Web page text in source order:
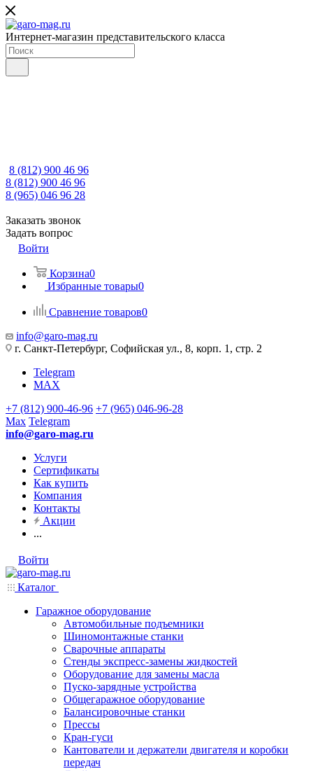
Интернет-магазин представительского класса
8 (812) 900 46 96
8 (812) 900 46 96
8 (965) 046 96 28
Заказать звонок
Задать вопрос
Войти
Корзина0
Избранные товары0
Сравнение товаров0
info@garo-mag.ru
г. Санкт-Петербург, Софийская ул., 8, корп. 1, стр. 2
Telegram
MAX
+7 (812) 900-46-96 +7 (965) 046-96-28
Max Telegram
info@garo-mag.ru
Услуги
Сертификаты
Как купить
Компания
Контакты
Акции
...
Войти
Каталог
Гаражное оборудование
Автомобильные подъемники
Шиномонтажные станки
Сварочные аппараты
Стенды экспресс-замены жидкостей
Оборудование для замены масла
Пуско-зарядные устройства
Общегаражное оборудование
Балансировочные станки
Прессы
Кран-гуси
Кантователи и держатели двигателя и коробки
передач